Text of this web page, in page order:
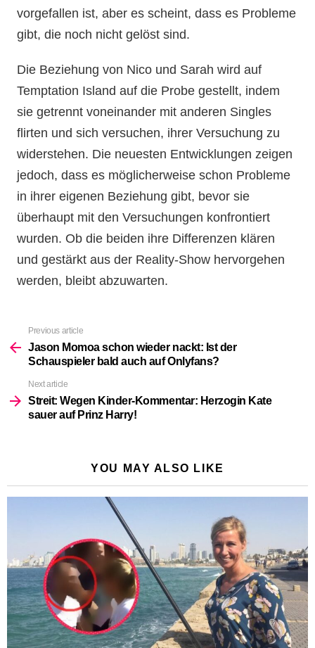
vorgefallen ist, aber es scheint, dass es Probleme
gibt, die noch nicht gelöst sind.
Die Beziehung von Nico und Sarah wird auf
Temptation Island auf die Probe gestellt, indem
sie getrennt voneinander mit anderen Singles
flirten und sich versuchen, ihrer Versuchung zu
widerstehen. Die neuesten Entwicklungen zeigen
jedoch, dass es möglicherweise schon Probleme
in ihrer eigenen Beziehung gibt, bevor sie
überhaupt mit den Versuchungen konfrontiert
wurden. Ob die beiden ihre Differenzen klären
und gestärkt aus der Reality-Show hervorgehen
werden, bleibt abzuwarten.
more
Previous article
Jason Momoa schon wieder nackt: Ist der
Schauspieler bald auch auf Onlyfans?
Next article
Streit: Wegen Kinder-Kommentar: Herzogin Kate
sauer auf Prinz Harry!
YOU MAY ALSO LIKE